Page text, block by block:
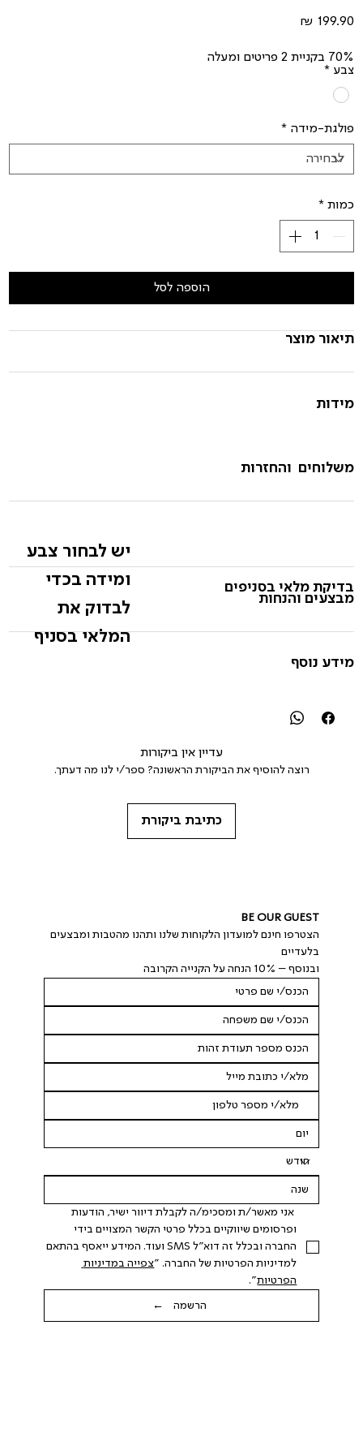
70% בקניית 2 פריטים ומעלה
צבע *
פולגת-מידה *
כמות *
הוספה לסל
תיאור מוצר
מידות
משלוחים והחזרות
יש לבחור צבע
ומידה בכדי
לבדוק את
המלאי בסניף
בדיקת מלאי בסניפים
מבצעים והנחות
מידע נוסף
עדיין אין ביקורות
רוצה להוסיף את הביקורת הראשונה? ספר/י לנו מה דעתך.
כתיבת ביקורת
BE OUR GUEST
הצטרפו חינם למועדון הלקוחות שלנו ותהנו מהטבות ומבצעים
בלעדיים
ובנוסף – 10% הנחה על הקנייה הקרובה
אני מאשר/ת ומסכימ/ה לקבלת דיוור ישיר, הודעות
החברה ובכלל זה דוא"ל SMS ועוד. המידע ייאסף בהתאם
למדיניות הפרטיות של החברה. "
צפייה במדיניות
הפרטיות".
הרשמה ←